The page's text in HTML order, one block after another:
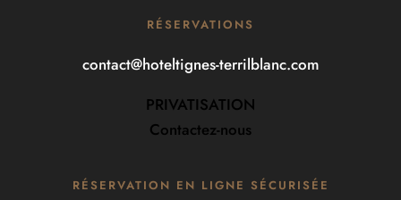
RÉSERVATIONS
contact@hoteltignes-terrilblanc.com
PRIVATISATION
Contactez-nous
RÉSERVATION EN LIGNE SÉCURISÉE